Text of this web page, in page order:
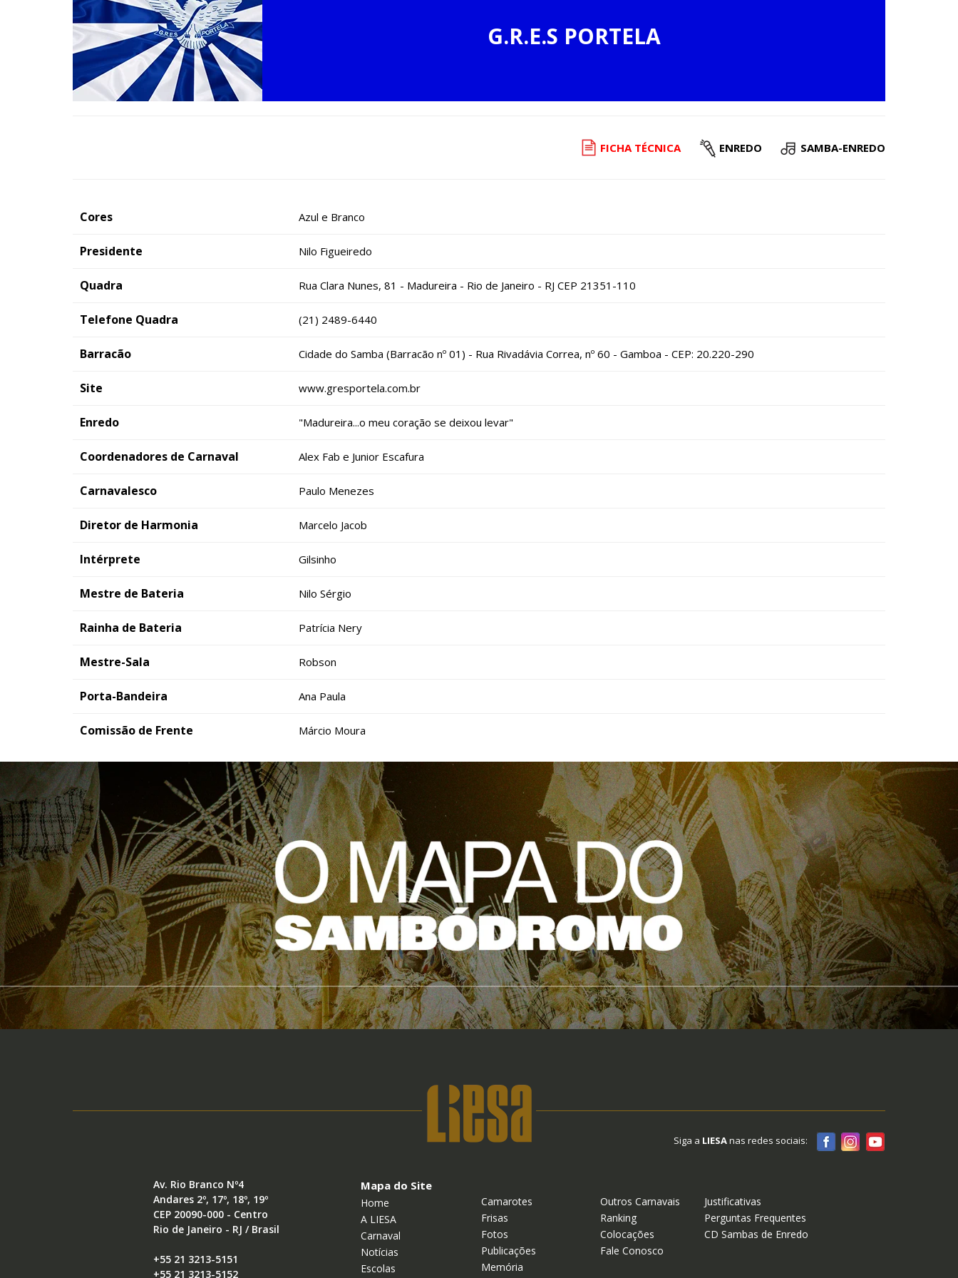
G.R.E.S PORTELA
FICHA TÉCNICA ENREDO SAMBA-ENREDO
Cores Azul e Branco
Presidente Nilo Figueiredo
Quadra Rua Clara Nunes, 81 - Madureira - Rio de Janeiro - RJ CEP 21351-110
Telefone Quadra (21) 2489-6440
Barracão Cidade do Samba (Barracão nº 01) - Rua Rivadávia Correa, nº 60 - Gamboa - CEP: 20.220-290
Site www.gresportela.com.br
Enredo "Madureira...o meu coração se deixou levar"
Coordenadores de Carnaval Alex Fab e Junior Escafura
Carnavalesco Paulo Menezes
Diretor de Harmonia Marcelo Jacob
Intérprete Gilsinho
Mestre de Bateria Nilo Sérgio
Rainha de Bateria Patrícia Nery
Mestre-Sala Robson
Porta-Bandeira Ana Paula
Comissão de Frente Márcio Moura
Siga a LIESAnas redes sociais:
Av. Rio Branco Nº4
Andares 2º, 17º, 18º, 19º
CEP 20090-000 - Centro
Rio de Janeiro - RJ / Brasil
+55 21 3213-5151
+55 21 3213-5152
Mapa do Site
Home
A LIESA
Carnaval
Notícias
Escolas
Camarotes
Frisas
Fotos
Publicações
Memória
Outros Carnavais
Ranking
Colocações
Fale Conosco
Justificativas
Perguntas Frequentes
CD Sambas de Enredo